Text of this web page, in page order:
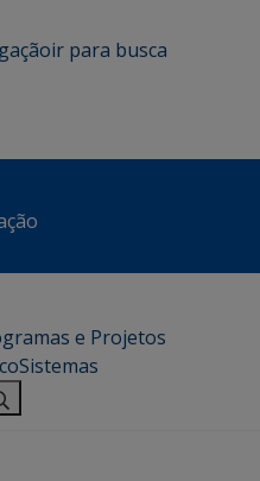
ir para busca
e Projetos
Sistemas